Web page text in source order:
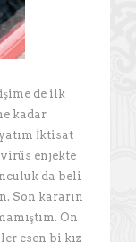
de ilk
kadar
İktisat
enjekte
da beli
Son kararın
On
esen bi kız